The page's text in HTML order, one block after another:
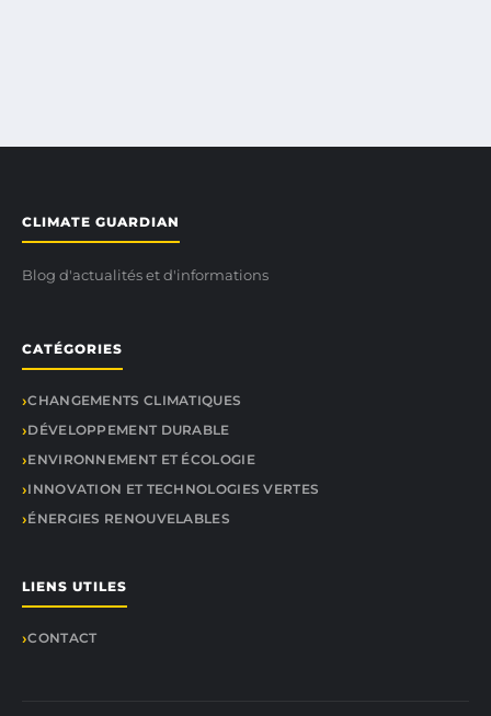
CLIMATE GUARDIAN
Blog d'actualités et d'informations
CATÉGORIES
CHANGEMENTS CLIMATIQUES
DÉVELOPPEMENT DURABLE
ENVIRONNEMENT ET ÉCOLOGIE
INNOVATION ET TECHNOLOGIES VERTES
ÉNERGIES RENOUVELABLES
LIENS UTILES
CONTACT